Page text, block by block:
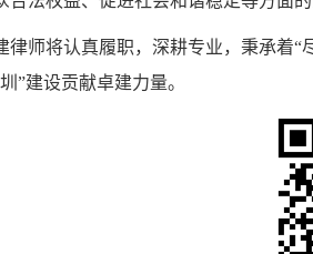
律师将认真履职，深耕专业，秉承着
”建设贡献卓建力量。